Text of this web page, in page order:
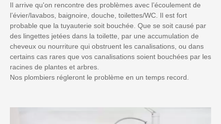
Il arrive qu'on rencontre des problèmes avec l’écoulement de
l’évier/lavabos, baignoire, douche, toilettes/WC. Il est fort
probable que la tuyauterie soit bouchée. Que se soit causé par
des lingettes jetées dans la toilette, par une accumulation de
cheveux ou nourriture qui obstruent les canalisations, ou dans
certains cas rares que vos canalisations soient bouchées par les
racines de plantes et arbres.
Nos plombiers régleront le problème en un temps record.